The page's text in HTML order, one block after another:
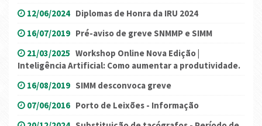
12/06/2024 Diplomas de Honra da IRU 2024
16/07/2019 Pré-aviso de greve SNMMP e SIMM
21/03/2025 Workshop Online Nova Edição |
Inteligência Artificial: Como aumentar a produtividade.
16/08/2019 SIMM desconvoca greve
07/06/2016 Porto de Leixões - Informação